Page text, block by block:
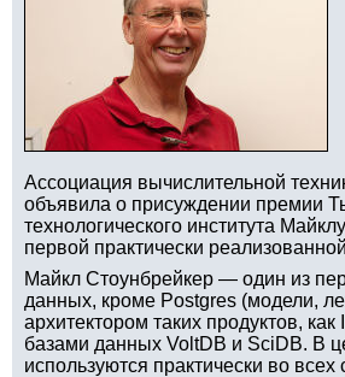
Ассоциация вычислительной
объявила о присуждении премии
технологического института
первой практически
Майкл Стоунбрейкер — один из
данных, кроме Postgres (модели,
архитектором таких продуктов,
базами данных VoltDB и SciDB. В
используются практически во